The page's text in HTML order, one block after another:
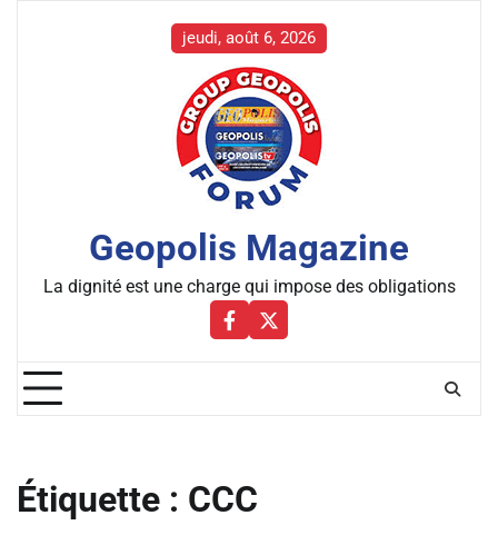
jeudi, août 6, 2026
Geopolis Magazine
La dignité est une charge qui impose des obligations
Facebbok
X
Étiquette : CCC